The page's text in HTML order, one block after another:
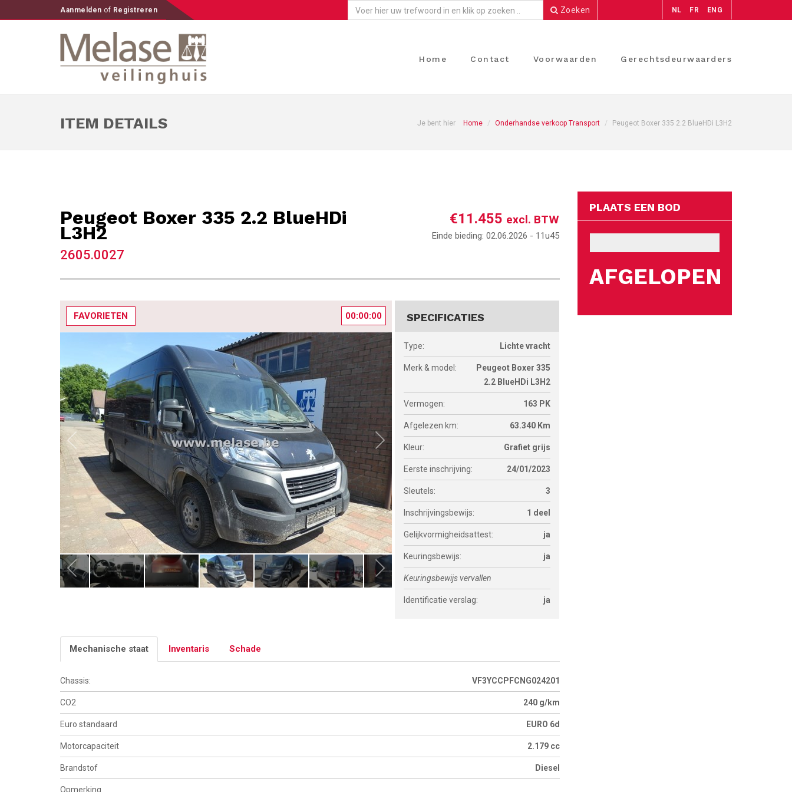
Aanmelden of Registreren Zoeken NL FR ENG
Home Contact Voorwaarden Gerechtsdeurwaarders
ITEM DETAILS Je bent hier Home Onderhandse verkoop Transport Peugeot Boxer 335 2.2 BlueHDi L3H2
Peugeot Boxer 335 2.2 BlueHDi
L3H2
2605.0027
€11.455 excl. BTW
Einde bieding: 02.06.2026 - 11u45
FAVORIETEN 00:00:00 SPECIFICATIES
Type: Lichte vracht
Merk & model:
Peugeot Boxer 335
2.2 BlueHDi L3H2
Vermogen: 163 PK
Afgelezen km: 63.340 Km
Kleur: Grafiet grijs
Eerste inschrijving: 24/01/2023
Sleutels: 3
Inschrijvingsbewijs: 1 deel
Gelijkvormigheidsattest: ja
Keuringsbewijs: ja
Keuringsbewijs vervallen
Identificatie verslag: ja
Mechanische staat Inventaris Schade
Chassis: VF3YCCPFCNG024201
CO2 240 g/km
Euro standaard EURO 6d
Motorcapaciteit 2.179 cc
Brandstof Diesel
Opmerking
PLAATS EEN BOD
AFGELOPEN